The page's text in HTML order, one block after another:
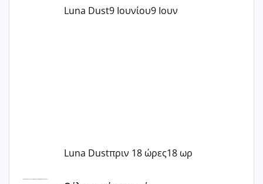
Luna Dust9 Ιουνίου9 Ιουν
Luna Dustπριν 18 ώρες18 ωρ
Μελλοντικές Μανούλες Εξωσωματικής 2025 💫 – Μαζί